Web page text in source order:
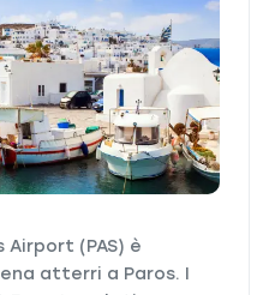
Airport (PAS) è
atterri a Paros. I